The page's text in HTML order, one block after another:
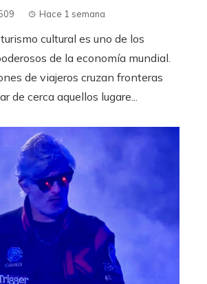
Hace 1 semana
cultural es uno de los
de la economía mundial.
de viajeros cruzan fronteras
de cerca aquellos lugare...